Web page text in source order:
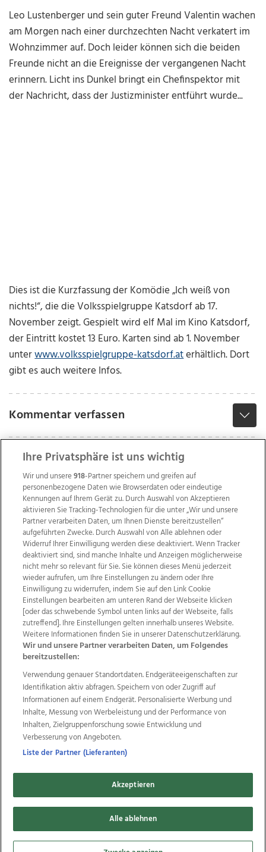
Leo Lustenberger und sein guter Freund Valentin wachen
am Morgen nach einer durchzechten Nacht verkatert im
Wohnzimmer auf. Doch leider können sich die beiden
Freunde nicht an die Ereignisse der vergangenen Nacht
erinnern. Licht ins Dunkel bringt ein Chefinspektor mit
der Nachricht, dass der Justizminister entführt wurde...
Dies ist die Kurzfassung der Komödie „Ich weiß von
nichts!“, die die Volksspielgruppe Katsdorf ab 17.
November zeigt.Gespielt wird elf Mal im Kino Katsdorf,
der Eintritt kostet 13 Euro. Karten sind ab 1. November
unterwww.volksspielgruppe-katsdorf.aterhältlich. Dort
gibt es auch weitere Infos.
Kommentar verfassen
Wir über uns Mediadaten Kontakt
Jobs
Datenschutz
Impressum
AGB Anzeigekunden
AGB Website
Ehrenkodex Politische Werbung
Weitere Angebote des Medienhauses Wimmer
TV1 di-mog-i.at OÖNow
Ischler Woche
Life Radio
OÖNachrichten
OÖN Immobilien
OÖN Karriere
OÖN Reise
Promenaden Galerien
Regionaljobs
wasistlos.at wirtrauern.at
Copyrights © 2026 Tips Zeitungs GmbH & Co KG
developed by
Ihre Privatsphäre ist uns wichtig
Wir und unsere918-Partner speichern und greifen auf
personenbezogene Daten wie Browserdaten oder eindeutige
Kennungen auf Ihrem Gerät zu. Durch Auswahl von Akzeptieren
aktivieren Sie Tracking-Technologien für die unter „Wir und unsere
Partner verarbeiten Daten, um Ihnen Dienste bereitzustellen“
aufgeführten Zwecke. Durch Auswahl von Alle ablehnen oder
Widerruf Ihrer Einwilligung werden diese deaktiviert. Wenn Tracker
deaktiviert sind, sind manche Inhalte und Anzeigen möglicherweise
nicht mehr so relevant für Sie. Sie können dieses Menü jederzeit
wieder aufrufen, um Ihre Einstellungen zu ändern oder Ihre
Einwilligung zu widerrufen, indem Sie auf den Link Cookie
Einstellungen bearbeiten am unteren Rand der Webseite klicken
[oder das schwebende Symbol unten links auf der Webseite, falls
zutreffend]. Ihre Einstellungen gelten innerhalb unseres Website.
Weitere Informationen finden Sie in unserer Datenschutzerklärung.
Wir und unsere Partner verarbeiten Daten, um Folgendes
bereitzustellen:
Verwendung genauer Standortdaten. Endgeräteeigenschaften zur
Identifikation aktiv abfragen. Speichern von oder Zugriff auf
Informationen auf einem Endgerät. Personalisierte Werbung und
Inhalte, Messung von Werbeleistung und der Performance von
Inhalten, Zielgruppenforschung sowie Entwicklung und
Verbesserung von Angeboten.
Liste der Partner (Lieferanten)
Akzeptieren
Alle ablehnen